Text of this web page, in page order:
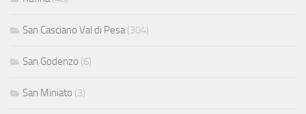
San Casciano Val di Pesa(304)
San Godenzo (6)
San Miniato (3)